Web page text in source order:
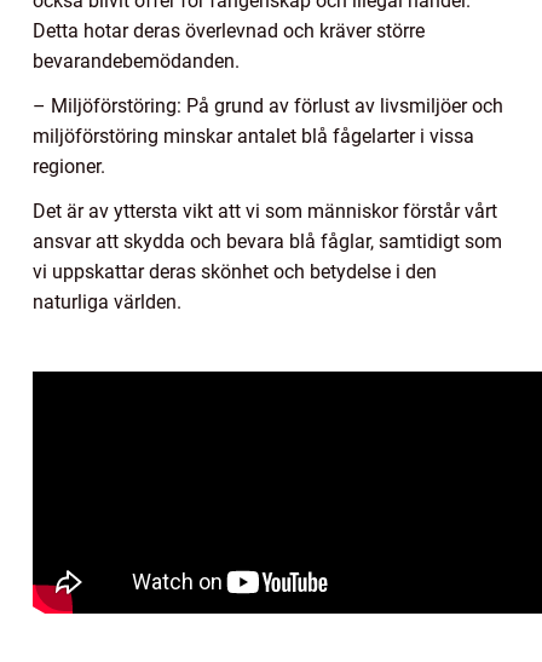
Detta hotar deras överlevnad och kräver större
bevarandebemödanden.
– Miljöförstöring: På grund av förlust av livsmiljöer och
miljöförstöring minskar antalet blå fågelarter i vissa
regioner.
Det är av yttersta vikt att vi som människor förstår vårt
ansvar att skydda och bevara blå fåglar, samtidigt som
vi uppskattar deras skönhet och betydelse i den
naturliga världen.